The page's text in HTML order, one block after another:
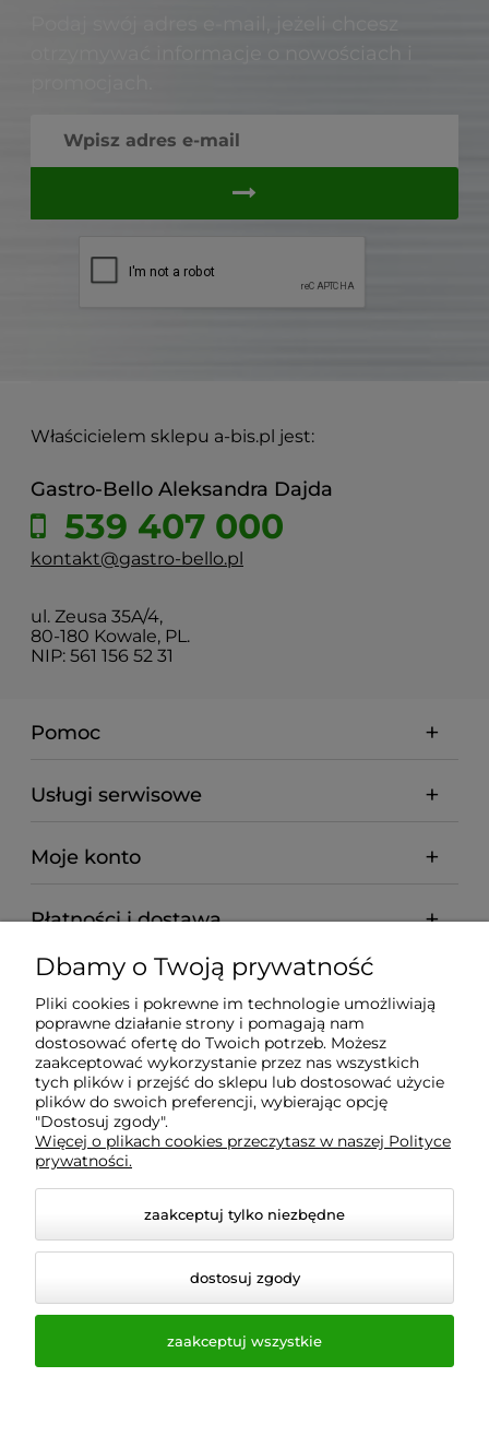
Właścicielem sklepu a-bis.pl jest:
Gastro-Bello Aleksandra Dajda
539 407 000
kontakt@gastro-bello.pl
ul. Zeusa 35A/4,
80-180 Kowale, PL.
NIP: 561 156 52 31
Pomoc
Usługi serwisowe
Moje konto
Płatności i dostawa
Informacje
O nas
Wyposażenie Gastronomii - Projekty Technologiczne -
Sklep Gastronomiczny - Serwis Sprzętu
Gastronomicznego | Gdańsk - Trójmiasto - Pomorskie
© 2026 a-bis.pl. Wszelkie prawa zastrzeżone.
Dbamy o Twoją prywatność
Pliki cookies i pokrewne im technologie umożliwiają
poprawne działanie strony i pomagają nam
dostosować ofertę do Twoich potrzeb. Możesz
zaakceptować wykorzystanie przez nas wszystkich
tych plików i przejść do sklepu lub dostosować użycie
plików do swoich preferencji, wybierając opcję
"Dostosuj zgody".
Więcej o plikach cookies przeczytasz w naszej Polityce
prywatności.
zaakceptuj tylko niezbędne
dostosuj zgody
zaakceptuj wszystkie